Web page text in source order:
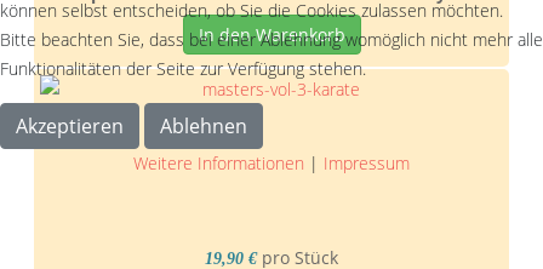
In den Warenkorb
19,90 € pro Stück
können selbst entscheiden, ob Sie die Cookies zulassen möchten.
Bitte beachten Sie, dass bei einer Ablehnung womöglich nicht mehr alle
Funktionalitäten der Seite zur Verfügung stehen.
Akzeptieren Ablehnen
Weitere Informationen | Impressum